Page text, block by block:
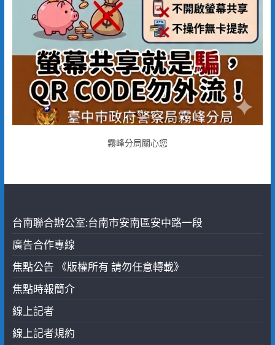
霧峰分局關心您
台南聯合辦公室:台南市安南區安中路一段
廣告合作專線
焦點公告 《版權所有 請勿任意轉載》
焦點時報簡介
線上記者
線上記者規約